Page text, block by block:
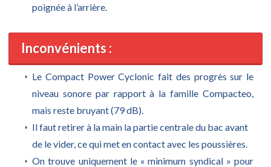
poignée à l’arrière.
Inconvénients :
Le Compact Power Cyclonic fait des progrès sur le
niveau sonore par rapport à la famille Compacteo,
mais reste bruyant (79 dB).
Il faut retirer à la main la partie centrale du bac avant
de le vider, ce qui met en contact avec les poussières.
On trouve uniquement le « minimum syndical » pour